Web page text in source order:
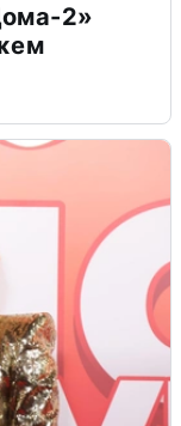
2»